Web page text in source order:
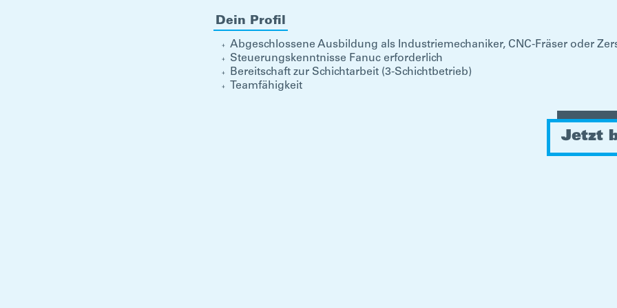
Dein Profil
Abgeschlossene Ausbildung als Industriemechaniker, CNC-Fräser oder
Steuerungskenntnisse Fanuc erforderlich
Bereitschaft zur Schichtarbeit (3-Schichtbetrieb)
Teamfähigkeit
Jetzt